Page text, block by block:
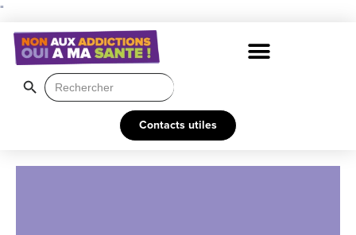
"
Search
for:
Search Button
Contacts utiles